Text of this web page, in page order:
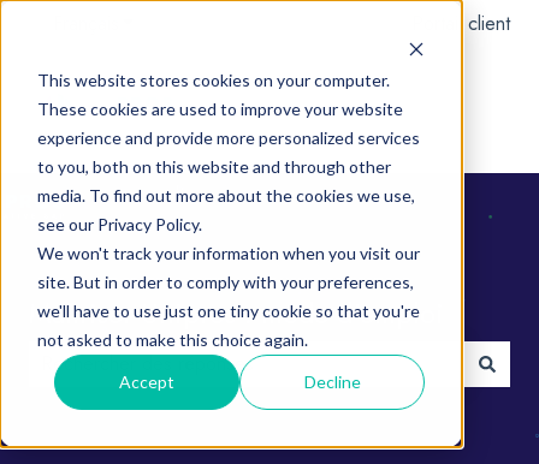
This website stores cookies on your computer.
These cookies are used to improve your website
experience and provide more personalized services
to you, both on this website and through other
media. To find out more about the cookies we use,
see our Privacy Policy.
We won't track your information when you visit our
site. But in order to comply with your preferences,
we'll have to use just one tiny cookie so that you're
not asked to make this choice again.
Accept Decline
Portail client
Maîtriser Unipros : mode d'emploi
Il n'y a aucune suggestion car le champ de recherche